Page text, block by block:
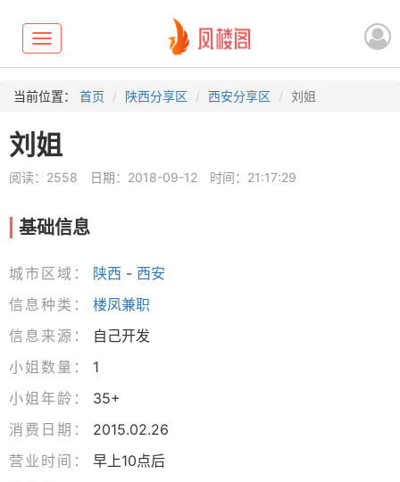
Toggle
navigation
当前位置： 首页 陕西分享区 西安分享区 刘姐
刘姐
阅读：2558 日期：2018-09-12 时间：21:17:29
基础信息
城市区域： 陕西 - 西安
信息种类：
楼凤兼职
信息来源：
自己开发
小姐数量：
1
小姐年龄：
35+
消费日期：
2015.02.26
营业时间：
早上10点后